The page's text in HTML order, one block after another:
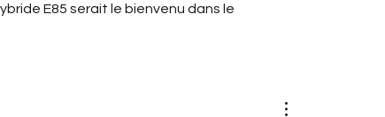
E85 serait le bienvenu dans le